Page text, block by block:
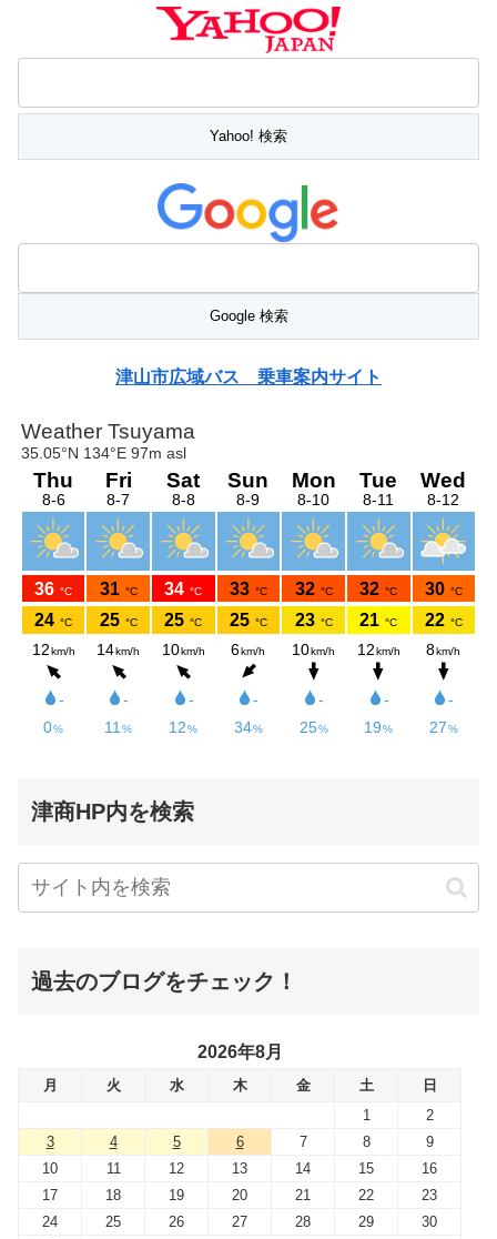
津山市広域バス 乗車案内サイト
津商HP内を検索
過去のブログをチェック！
2026年8月
月 火 水 木 金 土
日
1
2
3
4 5 6 7 8
9
10
11 12 13 14 15
16
17
18 19 20 21 22
23
24
25 26 27 28 29
30